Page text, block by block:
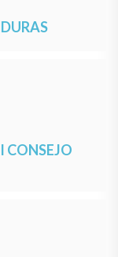
CONSEJO